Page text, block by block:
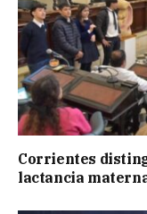
Corrientes
lactancia